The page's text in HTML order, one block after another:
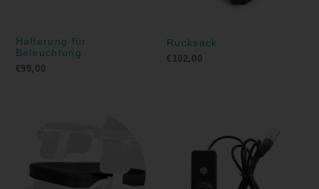
Halterung für
Beleuchtung
€99,00
Rucksack
€ 102,00